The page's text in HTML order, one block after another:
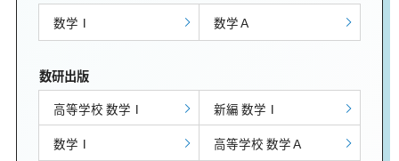
数学Ⅰ 数学Ａ
数研出版
高等学校 数学Ⅰ
新編 数学Ⅰ
数学Ⅰ
高等学校 数学Ａ